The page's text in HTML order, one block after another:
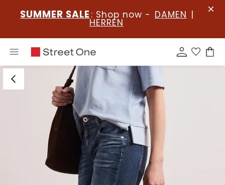
SUMMER SALE : Shop now - DAMEN |
HERREN